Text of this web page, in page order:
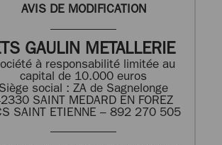
AVIS DE MODIFICATION
GAULIN METALLERIE
à responsabilité limitée au
capital de 10.000 euros
Siège social : ZA de Sagnelonge
SAINT MEDARD EN FOREZ
SAINT ETIENNE – 892 270 505